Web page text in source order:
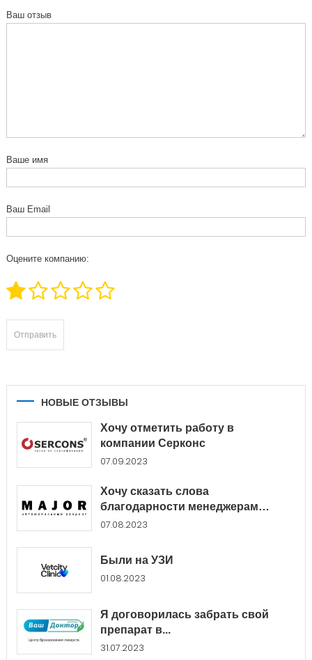
Ваш отзыв
Ваше имя
Ваш Email
Оцените компанию:
НОВЫЕ ОТЗЫВЫ
Хочу отметить работу в
компании Серконс
07.09.2023
Хочу сказать слова
благодарности менеджерам
Major...
07.08.2023
Были на УЗИ
01.08.2023
Я договорилась забрать свой
препарат в...
31.07.2023